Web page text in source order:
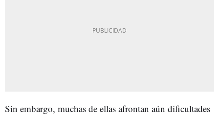
Sin embargo, muchas de ellas afrontan aún dificultades